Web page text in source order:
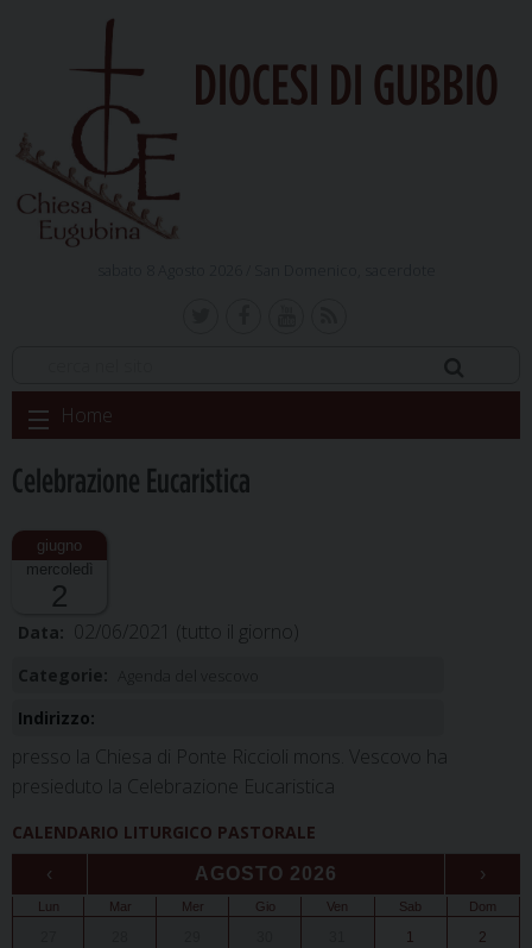
DIOCESI DI GUBBIO
Skip
to
Home
Celebrazione Eucaristica
mercoledì
2
Data: 02/06/2021 (tutto il giorno)
Categorie:
Indirizzo:
presso la Chiesa di Ponte Riccioli mons. Vescovo ha
presieduto la Celebrazione Eucaristica
CALENDARIO LITURGICO PASTORALE
‹ AGOSTO 2026 ›
Lun Mar Mer Gio Ven Sab Dom
1 2